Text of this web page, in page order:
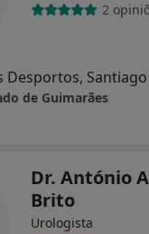
2
de Guimarães
Dr. António
Brito
Urologista